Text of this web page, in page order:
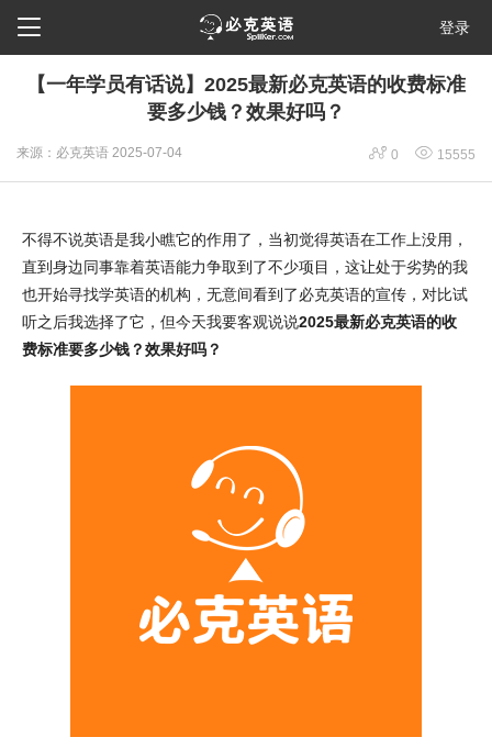
 登录
【一年学员有话说】2025最新必克英语的收费标准
要多少钱？效果好吗？
来源：必克英语 2025-07-04  0  15555
不得不说英语是我小瞧它的作用了，当初觉得英语在工作上没用，
直到身边同事靠着英语能力争取到了不少项目，这让处于劣势的我
也开始寻找学英语的机构，无意间看到了必克英语的宣传，对比试
听之后我选择了它，但今天我要客观说说2025最新必克英语的收
费标准要多少钱？效果好吗？